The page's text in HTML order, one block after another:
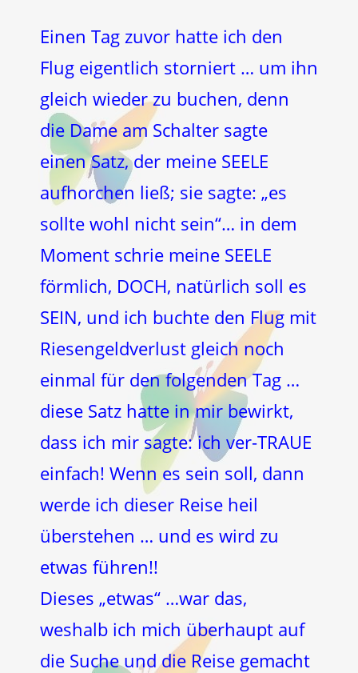
Einen Tag zuvor hatte ich den
Flug eigentlich storniert … um ihn
gleich wieder zu buchen, denn
die Dame am Schalter sagte
einen Satz, der meine SEELE
aufhorchen ließ; sie sagte: „es
sollte wohl nicht sein“… in dem
Moment schrie meine SEELE
förmlich, DOCH, natürlich soll es
SEIN, und ich buchte den Flug mit
Riesengeldverlust gleich noch
einmal für den folgenden Tag …
diese Satz hatte in mir bewirkt,
dass ich mir sagte: ich ver-TRAUE
einfach! Wenn es sein soll, dann
werde ich dieser Reise heil
überstehen … und es wird zu
etwas führen!!
Dieses „etwas“ …war das,
weshalb ich mich überhaupt auf
die Suche und die Reise gemacht